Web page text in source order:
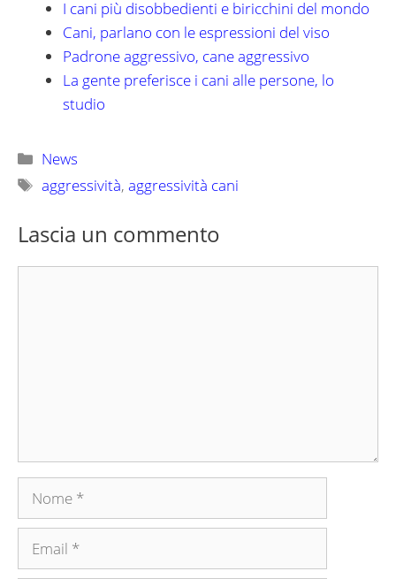
I cani più disobbedienti e biricchini del mondo
Cani, parlano con le espressioni del viso
Padrone aggressivo, cane aggressivo
La gente preferisce i cani alle persone, lo
studio
Categorie
News
Tag
aggressività,aggressività cani
Lascia un commento
Nome
Email